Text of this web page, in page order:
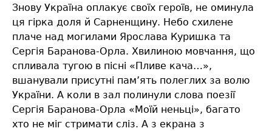
Знову Україна оплакує своїх героїв, не оминула
ця гірка доля й Сарненщину. Небо схилене
плаче над могилами Ярослава Куришка та
Сергія Баранова-Орла. Хвилиною мовчання, що
спливала тугою в пісні «Пливе кача…»,
вшанували присутні пам’ять полеглих за волю
України. А коли в зал полинули слова поезії
Сергія Баранова-Орла «Моїй неньці», багато
хто не міг стримати сліз. А з екрана з